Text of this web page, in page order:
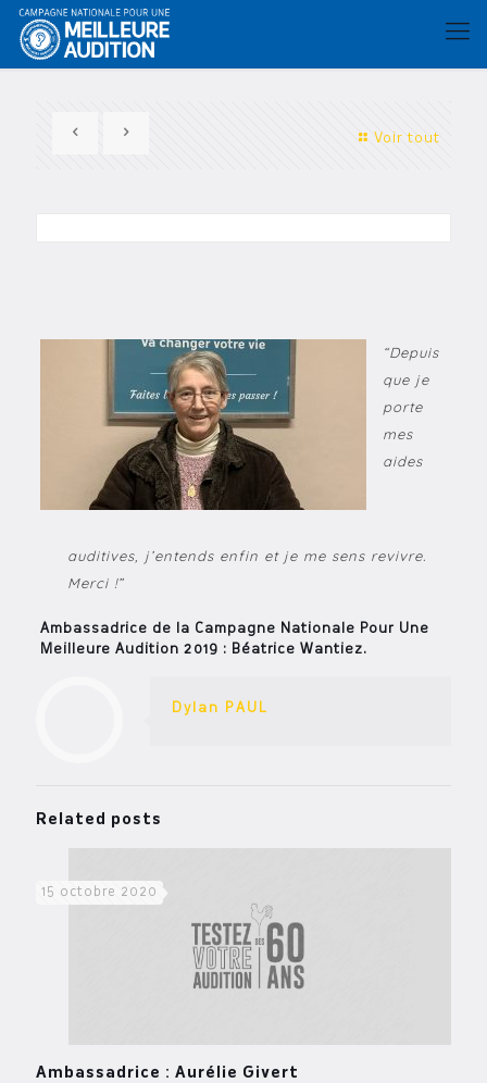
Voir tout
“Depuis
que je
porte
mes
aides
auditives, j’entends enfin et je me sens revivre.
Merci !”
Ambassadrice de la Campagne Nationale Pour Une
Meilleure Audition 2019 : Béatrice Wantiez.
Dylan PAUL
Related posts
15 octobre 2020
Ambassadrice : Aurélie Givert